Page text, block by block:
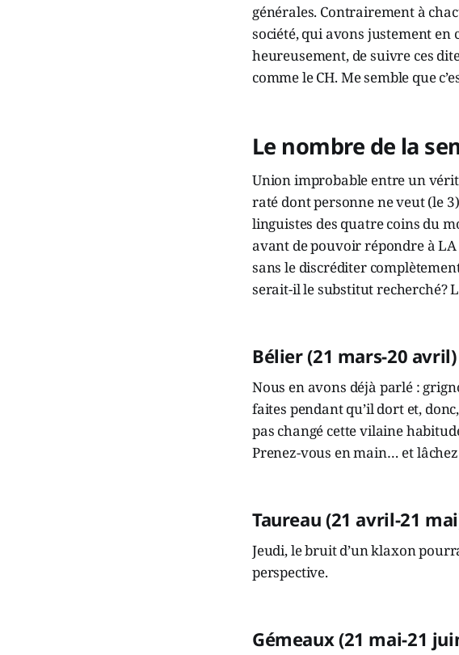
générales. Contrairement à
société, qui avons justement en
heureusement, de suivre ces
comme le CH. Me semble que
Le nombre de la
Union improbable entre un
raté dont personne ne veut (le
linguistes des quatre coins du
avant de pouvoir répondre à
sans le discréditer
serait-il le substitut recherché?
Bélier (21 mars-20 avril)
Nous en avons déjà parlé :
faites pendant qu’il dort et,
pas changé cette vilaine
Prenez-vous en main… et
Taureau (21 avril-21
Jeudi, le bruit d’un klaxon
perspective.
Gémeaux (21 mai-21